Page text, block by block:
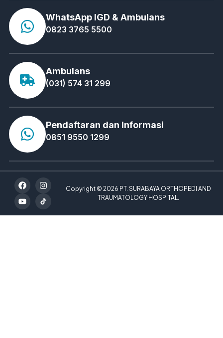
WhatsApp IGD & Ambulans
0823 3765 5500
Ambulans
(031) 574 31 299
Pendaftaran dan Informasi
0851 9550 1299
Copyright © 2026 PT. SURABAYA ORTHOPEDI AND
TRAUMATOLOGY HOSPITAL.